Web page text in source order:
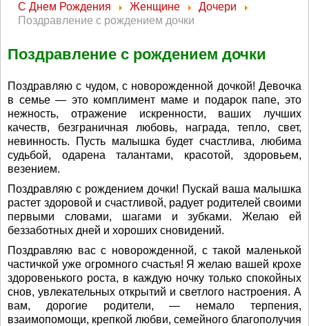
С Днем Рождения
Женщине
Дочери
Поздравление с рождением дочки
Поздравление с рождением дочки
Поздравляю с чудом, с новорожденной дочкой! Девочка
в семье — это комплимент маме и подарок папе, это
нежность, отражение искренности, ваших лучших
качеств, безграничная любовь, награда, тепло, свет,
невинность. Пусть малышка будет счастлива, любима
судьбой, одарена талантами, красотой, здоровьем,
везением.
Поздравляю с рождением дочки! Пускай ваша малышка
растет здоровой и счастливой, радует родителей своими
первыми словами, шагами и зубками. Желаю ей
беззаботных дней и хороших сновидений.
Поздравляю вас с новорожденной, с такой маленькой
частичкой уже огромного счастья! Я желаю вашей крохе
здоровенького роста, в каждую ночку только спокойных
снов, увлекательных открытий и светлого настроения. А
вам, дорогие родители, — немало терпения,
взаимопомощи, крепкой любви, семейного благополучия